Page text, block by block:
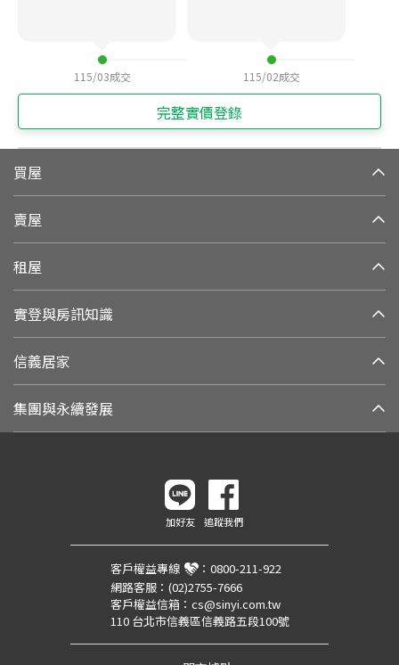
115/03成交 115/02成交
完整實價登錄
買屋
賣屋
租屋
實登與房訊知識
信義居家
集團與永續發展
加好友 追蹤我們
客戶權益專線 ： 0800-211-922
網路客服： (02)2755-7666
客戶權益信箱： cs@sinyi.com.tw
110 台北市信義區信義路五段100號